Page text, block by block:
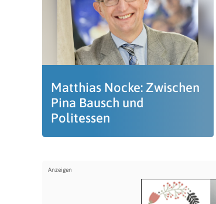
Matthias Nocke: Zwischen
Pina Bausch und
Politessen